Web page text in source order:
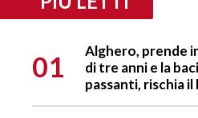
01
Alghero, prende
di tre anni e la
passanti, rischia